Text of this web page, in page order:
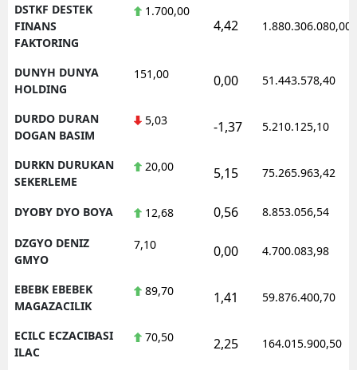
DSTKF DESTEK
FINANS
FAKTORING
1.700,00
4,42 1.880.306.080,00
DUNYH DUNYA
HOLDING
151,00 0,00 51.443.578,40
DURDO DURAN
DOGAN BASIM
5,03 -1,37 5.210.125,10
DURKN DURUKAN
SEKERLEME
20,00 5,15 75.265.963,42
DYOBY DYO BOYA 12,68 0,56 8.853.056,54
DZGYO DENIZ
GMYO
7,10 0,00 4.700.083,98
EBEBK EBEBEK
MAGAZACILIK
89,70 1,41 59.876.400,70
ECILC ECZACIBASI
ILAC
70,50 2,25 164.015.900,50